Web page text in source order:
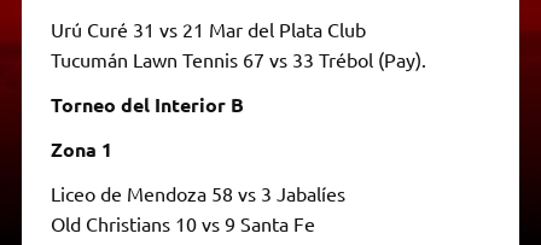
Urú Curé 31 vs 21 Mar del Plata Club
Tucumán Lawn Tennis 67 vs 33 Trébol (Pay).
Torneo del Interior B
Zona 1
Liceo de Mendoza 58 vs 3 Jabalíes
Old Christians 10 vs 9 Santa Fe